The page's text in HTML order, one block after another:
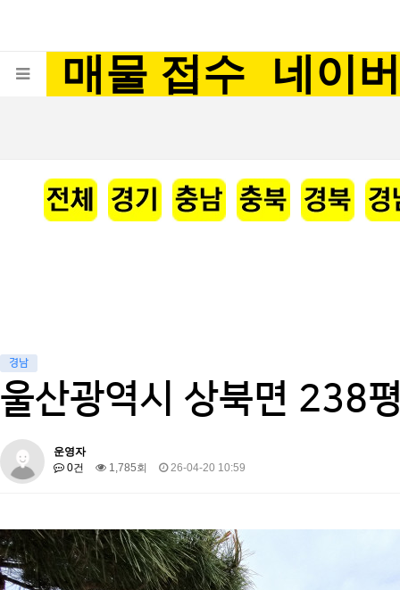
매물 접수 네이
경남
울산광역시 상북면 238
운영자
0건
1,785회 26-04-20 10:59